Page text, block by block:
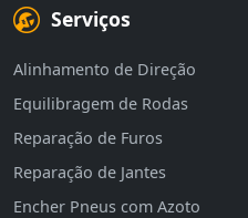
Serviços
Alinhamento de Direção
Equilibragem de Rodas
Reparação de Furos
Reparação de Jantes
Encher Pneus com Azoto